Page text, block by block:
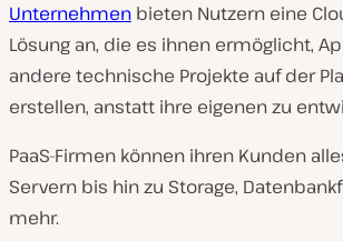
Unternehmen bieten Nutzern eine
Lösung an, die es ihnen ermöglicht,
andere technische Projekte auf der
erstellen, anstatt ihre eigenen zu
PaaS-Firmen können ihren Kunden
Servern bis hin zu Storage,
mehr.